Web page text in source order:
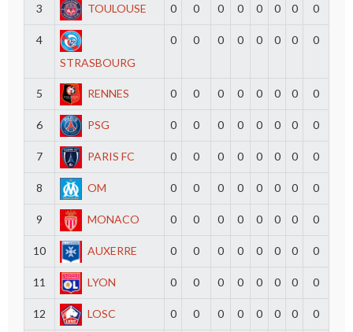
3 TOULOUSE 0 0 0 0 0 0 0 0
4
STRASBOURG
0 0 0 0 0 0 0 0
5 RENNES 0 0 0 0 0 0 0 0
6 PSG 0 0 0 0 0 0 0 0
7 PARIS FC 0 0 0 0 0 0 0 0
8 OM 0 0 0 0 0 0 0 0
9 MONACO 0 0 0 0 0 0 0 0
10 AUXERRE 0 0 0 0 0 0 0 0
11 LYON 0 0 0 0 0 0 0 0
12 LOSC 0 0 0 0 0 0 0 0